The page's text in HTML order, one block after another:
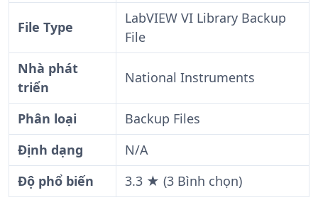
File Type
LabVIEW VI Library Backup
File
Nhà phát
triển
National Instruments
Phân loại
Backup Files
Định dạng
N/A
Độ phổ biến
3.3 ★ (3 Bình chọn)